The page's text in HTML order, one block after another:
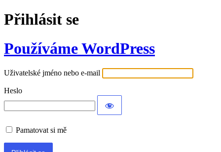
Přihlásit se
Používáme WordPress
Uživatelské jméno nebo e-mail
Heslo
Pamatovat si mě